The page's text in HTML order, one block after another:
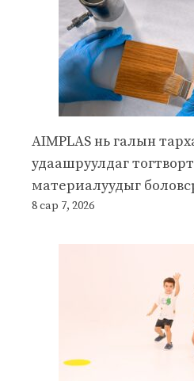
AIMPLAS нь галын
удаашруулдаг
материалуудыг
8 сар 7, 2026